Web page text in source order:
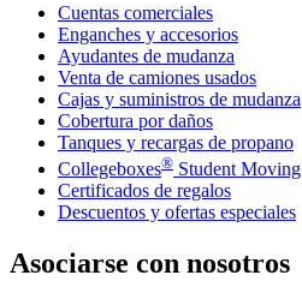
Cuentas comerciales
Enganches y accesorios
Ayudantes de mudanza
Venta de camiones usados
Cajas y suministros de mudanza
Cobertura por daños
Tanques y recargas de propano
Collegeboxes® Student Moving
Certificados de regalos
Descuentos y ofertas especiales
Asociarse con nosotros